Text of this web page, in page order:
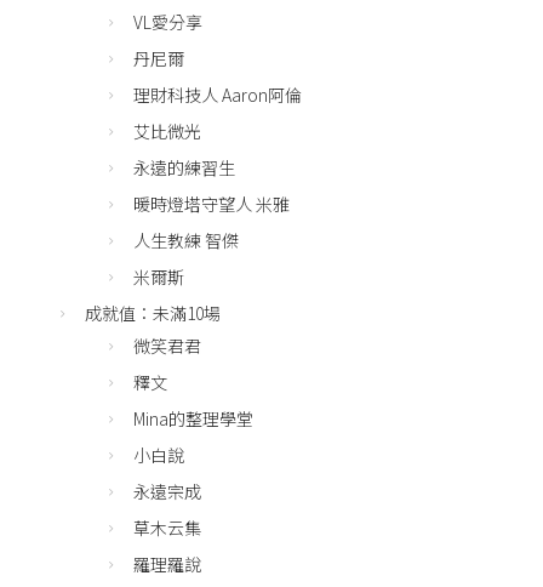
VL愛分享
丹尼爾
理財科技人 Aaron阿倫
艾比微光
永遠的練習生
暖時燈塔守望人 米雅
人生教練 智傑
米爾斯
成就值：未滿10場
微笑君君
釋文
Mina的整理學堂
小白說
永遠宗成
草木云集
羅理羅說